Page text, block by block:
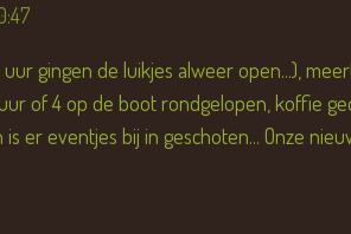
gingen de luikjes alweer open...),
of 4 op de boot rondgelopen, koffie
er eventjes bij in geschoten... Onze